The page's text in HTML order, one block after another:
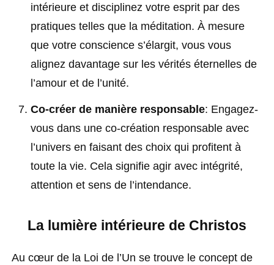
intérieure et disciplinez votre esprit par des
pratiques telles que la méditation. À mesure
que votre conscience s’élargit, vous vous
alignez davantage sur les vérités éternelles de
l’amour et de l’unité.
Co-créer de manière responsable: Engagez-
vous dans une co-création responsable avec
l’univers en faisant des choix qui profitent à
toute la vie. Cela signifie agir avec intégrité,
attention et sens de l’intendance.
La lumière intérieure de Christos
Au cœur de la Loi de l’Un se trouve le concept de